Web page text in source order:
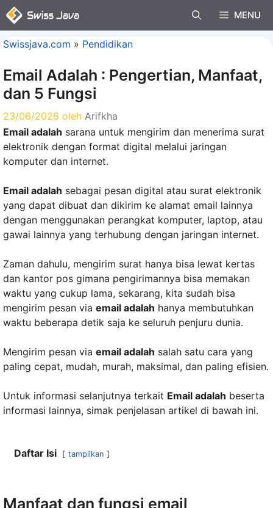
Langsung
ke
MENU
Swissjava.com » Pendidikan
Email Adalah : Pengertian, Manfaat,
dan 5 Fungsi
23/06/2026 oleh Arifkha
Email adalah sarana untuk mengirim dan menerima surat
elektronik dengan format digital melalui jaringan
komputer dan internet.
Email adalah sebagai pesan digital atau surat elektronik
yang dapat dibuat dan dikirim ke alamat email lainnya
dengan menggunakan perangkat komputer, laptop, atau
gawai lainnya yang terhubung dengan jaringan internet.
Zaman dahulu, mengirim surat hanya bisa lewat kertas
dan kantor pos gimana pengirimannya bisa memakan
waktu yang cukup lama, sekarang, kita sudah bisa
mengirim pesan via email adalah hanya membutuhkan
waktu beberapa detik saja ke seluruh penjuru dunia.
Mengirim pesan via email adalah salah satu cara yang
paling cepat, mudah, murah, maksimal, dan paling efisien.
Untuk informasi selanjutnya terkait Email adalah beserta
informasi lainnya, simak penjelasan artikel di bawah ini.
Daftar Isi tampilkan
Manfaat dan fungsi email